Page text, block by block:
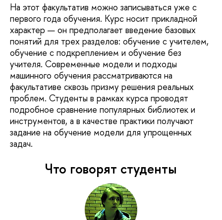
На этот факультатив можно записываться уже с
первого года обучения. Курс носит прикладной
характер — он предполагает введение базовых
понятий для трех разделов: обучение с учителем,
обучение с подкреплением и обучение без
учителя. Современные модели и подходы
машинного обучения рассматриваются на
факультативе сквозь призму решения реальных
проблем. Студенты в рамках курса проводят
подробное сравнение популярных библиотек и
инструментов, а в качестве практики получают
задание на обучение модели для упрощенных
задач.
Что говорят студенты